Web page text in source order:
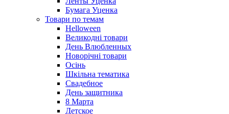
Бумага Уценка
Товари по темам
Helloween
Великодні товари
День Влюбленных
Новорічні товари
Осінь
Шкільна тематика
Свадебное
День защитника
8 Марта
Детское